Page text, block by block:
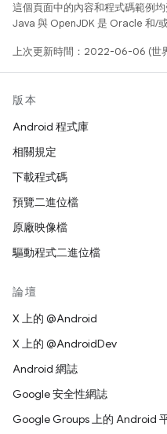
這個頁面中的內容和程式碼範例
Java 與 OpenJDK 是 Oracle 和/
上次更新時間：2022-06-06 (世
版本
Android 程式庫
相關規定
下載程式碼
預覽二進位檔
原廠映像檔
驅動程式二進位檔
論壇
X 上的 @Android
X 上的 @AndroidDev
Android 網誌
Google 安全性網誌
Google Groups 上的 Android